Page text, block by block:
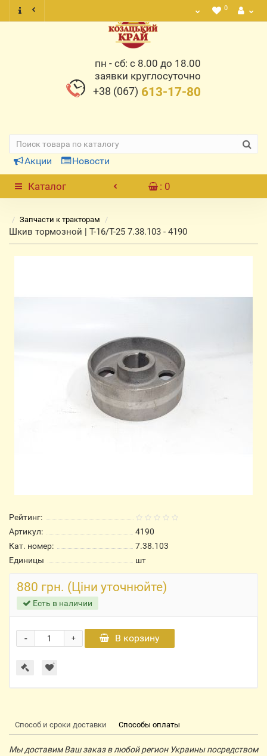
0
пн - сб: с 8.00 до 18.00
заявки круглосуточно
+38 (067) 613-17-80
Акции Новости
Каталог : 0
Запчасти к тракторам
Шкив тормозной | Т-16/Т-25 7.38.103 - 4190
Рейтинг:
Артикул:
4190
Кат. номер:
7.38.103
Единицы
шт
880 грн. (Ціни уточнюйте)
Есть в наличии
+
- В корзину
Способ и сроки доставки Способы оплаты
Мы доставим Ваш заказ в любой регион Украины посредством